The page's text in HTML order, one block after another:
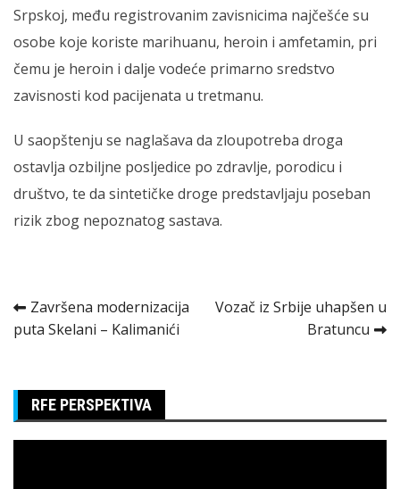
Srpskoj, među registrovanim zavisnicima najčešće su
osobe koje koriste marihuanu, heroin i amfetamin, pri
čemu je heroin i dalje vodeće primarno sredstvo
zavisnosti kod pacijenata u tretmanu.
U saopštenju se naglašava da zloupotreba droga
ostavlja ozbiljne posljedice po zdravlje, porodicu i
društvo, te da sintetičke droge predstavljaju poseban
rizik zbog nepoznatog sastava.
Kretanje
članka
Završena modernizacija
puta Skelani – Kalimanići
Vozač iz Srbije uhapšen u
Bratuncu
RFE PERSPEKTIVA